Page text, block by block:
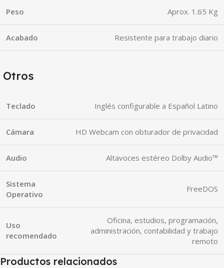
Peso Aprox. 1.65 Kg
Acabado Resistente para trabajo diario
Otros
Teclado Inglés configurable a Español Latino
Cámara HD Webcam con obturador de privacidad
Audio Altavoces estéreo Dolby Audio™
Sistema
Operativo
FreeDOS
Uso
recomendado
Oficina, estudios, programación,
administración, contabilidad y trabajo
remoto
Productos relacionados